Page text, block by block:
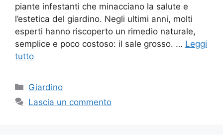
piante infestanti che minacciano la salute e
l’estetica del giardino. Negli ultimi anni, molti
esperti hanno riscoperto un rimedio naturale,
semplice e poco costoso: il sale grosso. … Leggi
tutto
Categorie
Giardino
Lascia un commento